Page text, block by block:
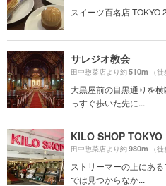
スイーツ百名店 TOKYO
サレジオ教会
田中惣菜店より約510m （
大黒屋前の目黒通りを
っすぐ歩いた先に...
KILO SHOP TOKYO
田中惣菜店より約980m （
ストリーマーの上にあ
では見つからなか...